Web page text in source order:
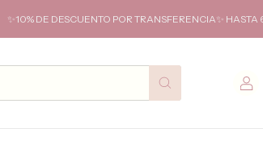
✨10% DE DESCUENTO POR TRANSFERENCIA✨ HASTA